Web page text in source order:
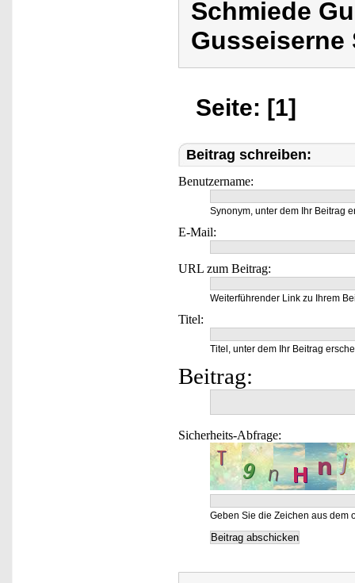
Schmiede
Gusseiserne
Seite: [1]
Beitrag schreiben:
Benutzername:
Synonym, unter dem Ihr Beitrag
E-Mail:
URL zum Beitrag:
Weiterführender Link zu Ihrem
Titel:
Titel, unter dem Ihr Beitrag
Beitrag:
Sicherheits-Abfrage:
Geben Sie die Zeichen aus dem